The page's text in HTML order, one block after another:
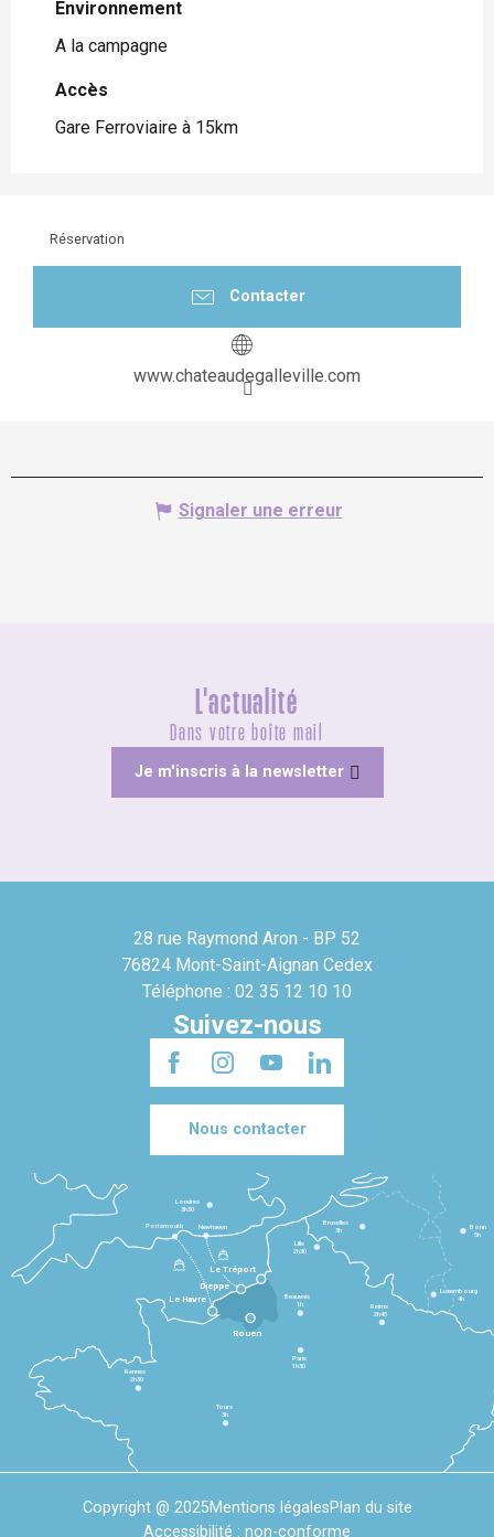
Environnement
Environnement
A la campagne
Accès
Accès
Gare Ferroviaire à 15km
Réservation
Contacter
www.chateaudegalleville.com
Signaler une erreur
L'actualité
Dans votre boîte mail
Je m'inscris à la newsletter
28 rue Raymond Aron - BP 52
76824 Mont-Saint-Aignan Cedex
Téléphone : 02 35 12 10 10
Suivez-nous
Nous contacter
Le Havre
Dieppe
Le Tréport
Rennes
2h30
Tours
3h
Paris
1h30
Beauvais
1h
Reims
2h45
Lille
2h30
Bruxelles
3h
Londres
3h30
Newhaven
Portsmouth
Bonn
5h
Luxembourg
4h
Rouen
Copyright @ 2025Mentions légalesPlan du site
Accessibilité : non-conforme